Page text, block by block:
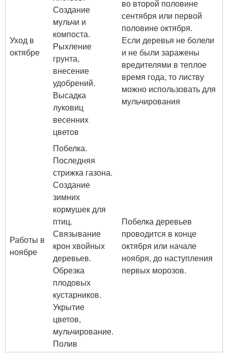
Уход в
октябре
Создание
мульчи и
компоста.
Рыхление
грунта,
внесение
удобрений.
Высадка
луковиц
весенних
цветов
во второй половине
сентября или первой
половине октября.
Если деревья не болели
и не были заражены
вредителями в теплое
время года, то листву
можно использовать для
мульчирования
Работы в
ноябре
Побелка.
Последняя
стрижка газона.
Создание
зимних
кормушек для
птиц.
Связывание
крон хвойных
деревьев.
Обрезка
плодовых
кустарников.
Укрытие
цветов,
мульчирование.
Полив
Побелка деревьев
проводится в конце
октября или начале
ноября, до наступления
первых морозов.